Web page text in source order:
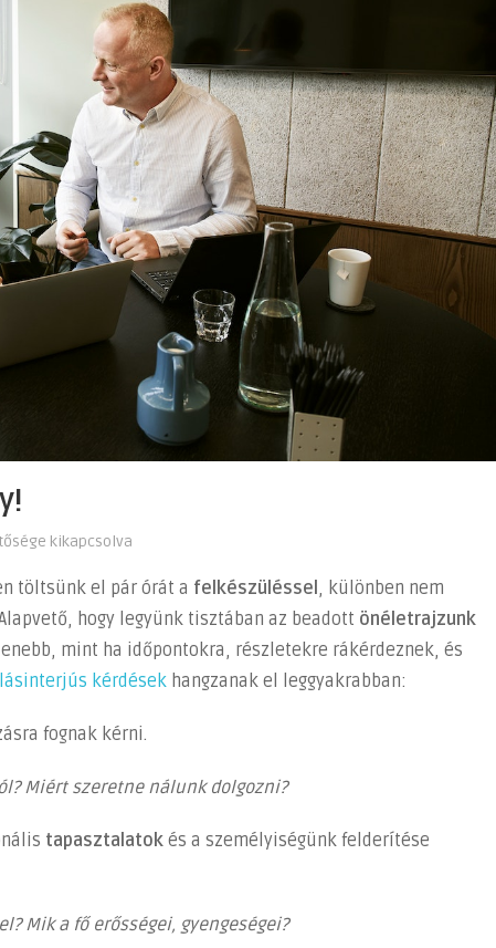
kikapcsolva
töltsünk el pár órát a felkészüléssel , különben nem
hogy legyünk tisztában az beadott önéletrajzunk
mint ha időpontokra, részletekre rákérdeznek, és
kérdések hangzanak el leggyakrabban:
fognak kérni.
Miért szeretne nálunk dolgozni?
tapasztalatok és a személyiségünk felderítése
Mik a fő erősségei, gyengeségei?